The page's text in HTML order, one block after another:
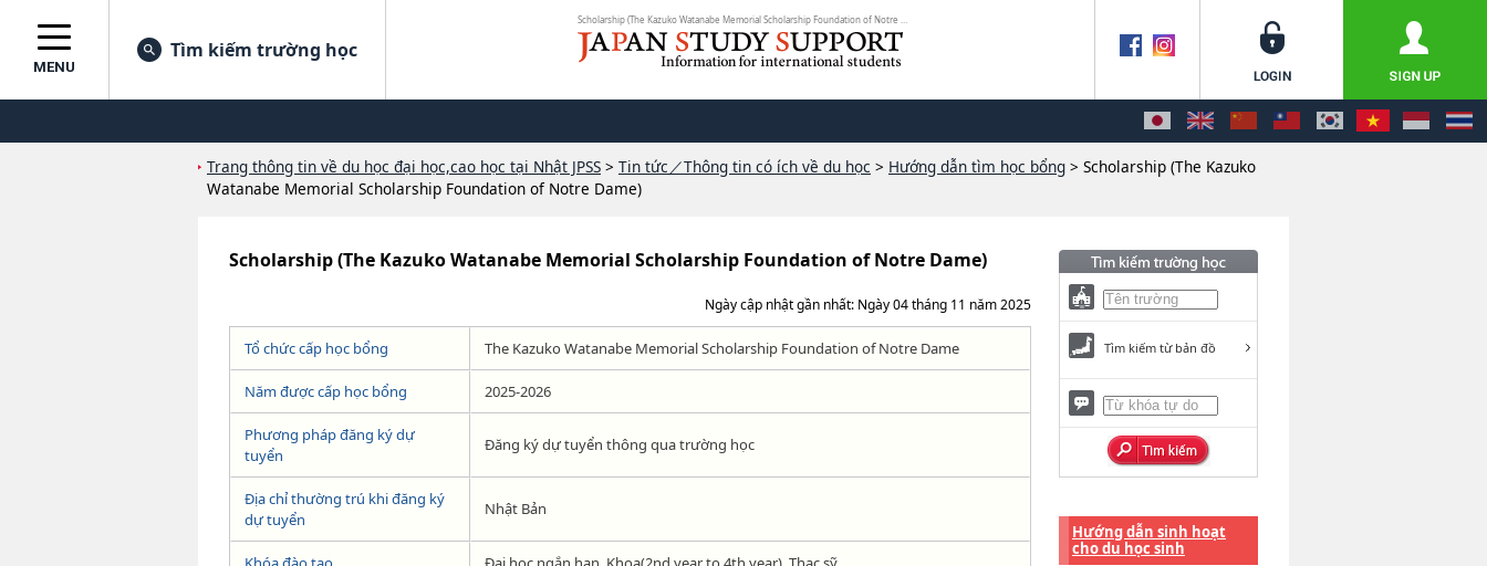
MENU
Tìm kiếm trường học
Trang thông tin về du học đại học,cao học tại Nhật JPSS > Tin tức／Thông tin có ích về du học > Hướng dẫn tìm học bổng > Scholarship (The Kazuko
Watanabe Memorial Scholarship Foundation of Notre Dame)
Scholarship (The Kazuko Watanabe Memorial Scholarship Foundation of Notre Dame)
Ngày cập nhật gần nhất: Ngày 04 tháng 11 năm 2025
Tổ chức cấp học bổng The Kazuko Watanabe Memorial Scholarship Foundation of Notre Dame
Năm được cấp học bổng 2025-2026
Phương pháp đăng ký dự
tuyển
Đăng ký dự tuyển thông qua trường học
Địa chỉ thường trú khi đăng ký
dự tuyển
Nhật Bản
Tìm kiếm từ bản đồ
Hướng dẫn sinh hoạt
cho du học sinh